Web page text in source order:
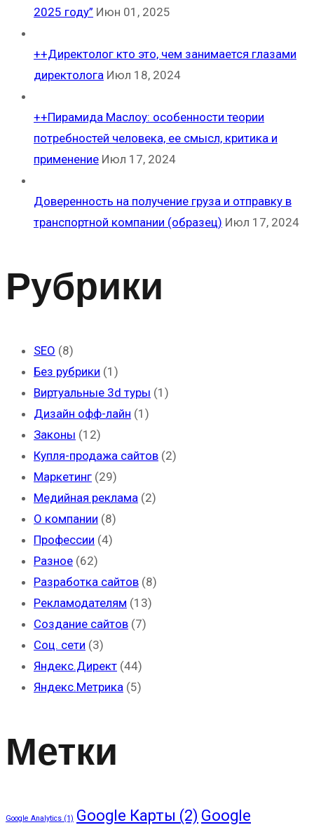
2025 году” Июн 01, 2025
++Директолог кто это, чем занимается глазами
директолога Июл 18, 2024
++Пирамида Маслоу: особенности теории
потребностей человека, ее смысл, критика и
применение Июл 17, 2024
Доверенность на получение груза и отправку в
транспортной компании (образец) Июл 17, 2024
Рубрики
SEO (8)
Без рубрики (1)
Виртуальные 3d туры (1)
Дизайн офф-лайн (1)
Законы (12)
Купля-продажа сайтов (2)
Маркетинг (29)
Медийная реклама (2)
О компании (8)
Профессии (4)
Разное (62)
Разработка сайтов (8)
Рекламодателям (13)
Создание сайтов (7)
Соц. сети (3)
Яндекс.Директ (44)
Яндекс.Метрика (5)
Метки
Google Analytics (1) Google Карты (2) Google